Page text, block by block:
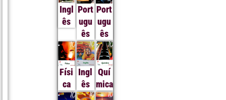
Ingl
ês
Port
ugu
ês
Port
ugu
ês
Físi
ca
Ingl
ês
Quí
mica